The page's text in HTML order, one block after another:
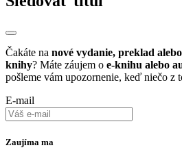
Čakáte na nové vydanie, preklad
knihy? Máte záujem o e-knihu alebo
pošleme vám upozornenie, keď niečo z
E-mail
Zaujíma ma